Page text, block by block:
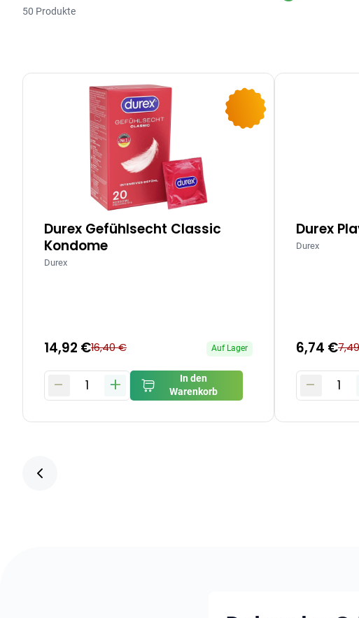
50 Produkte
Durex Gefühlsecht Classic
Kondome
Durex
14,92 €16,40 € Auf Lager
- 1 +
In den
Warenkorb
Durex
Durex
6,74 €
- 1